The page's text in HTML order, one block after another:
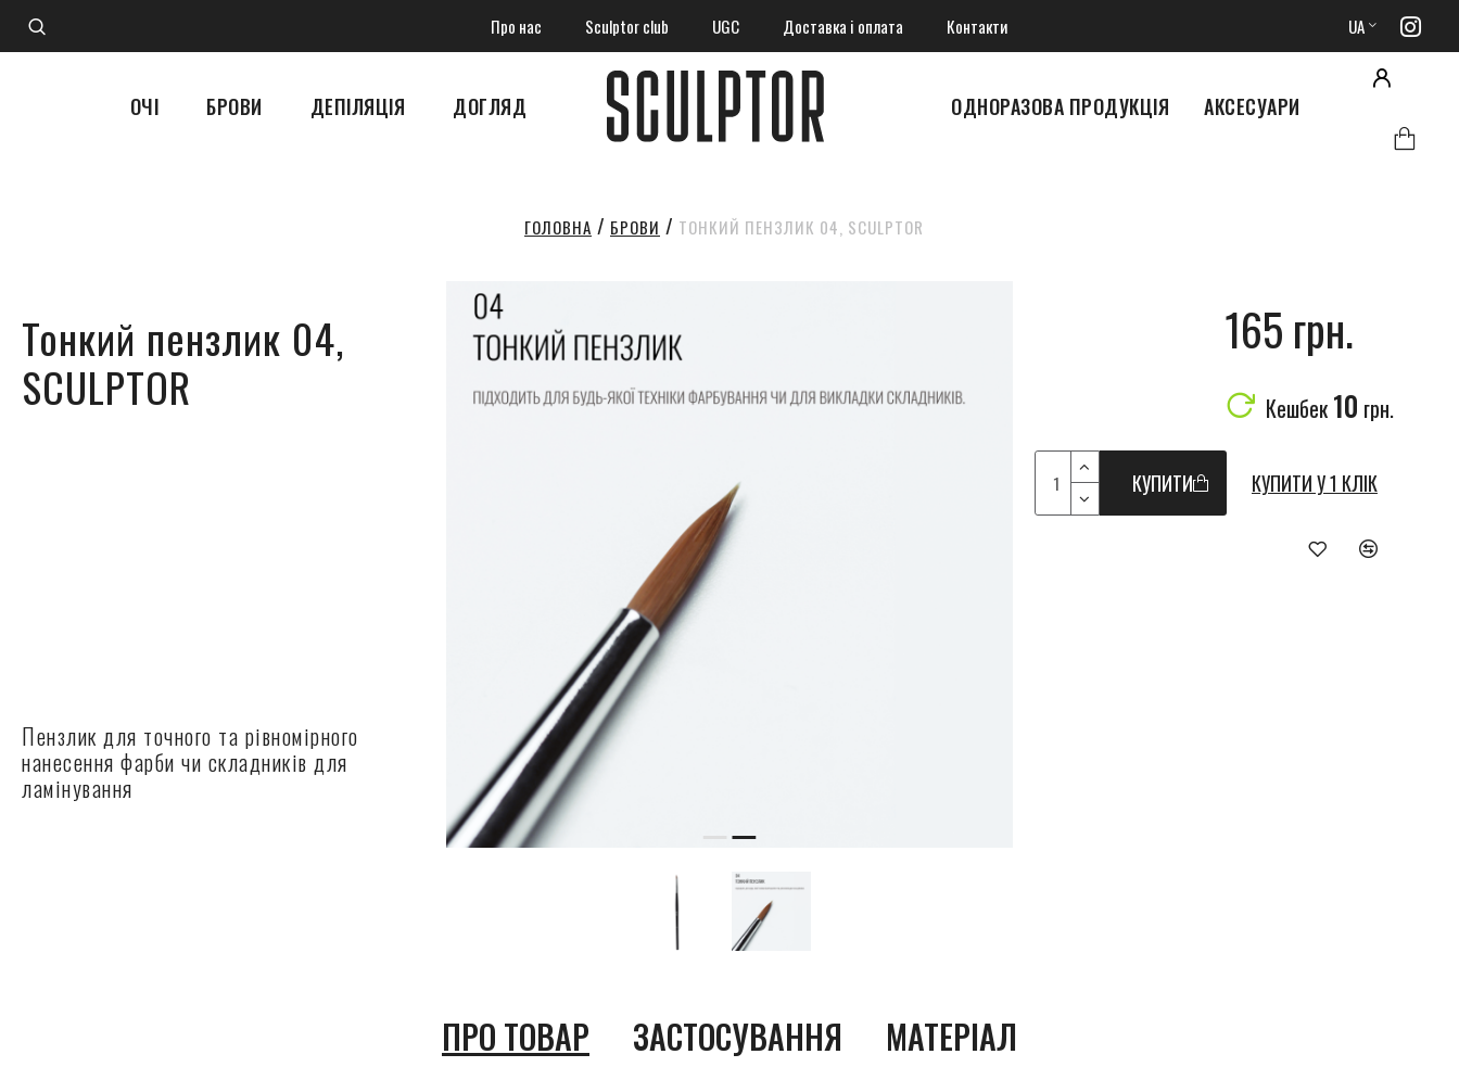
Про нас Sculptor club UGC Доставка і оплата Контакти UA
ОЧІ БРОВИ ДЕПІЛЯЦІЯ ДОГЛЯД ОДНОРАЗОВА ПРОДУКЦІЯ АКСЕСУАРИ
ГОЛОВНА БРОВИ ТОНКИЙ ПЕНЗЛИК 04, SCULPTOR
Тонкий пензлик 04,
SCULPTOR
Пензлик для точного та рівномірного
нанесення фарби чи складників для
ламінування
165 грн.
Кешбек 10 грн.
КУПИТИ КУПИТИ У 1 КЛІК
ПРО ТОВАР ЗАСТОСУВАННЯ МАТЕРІАЛ